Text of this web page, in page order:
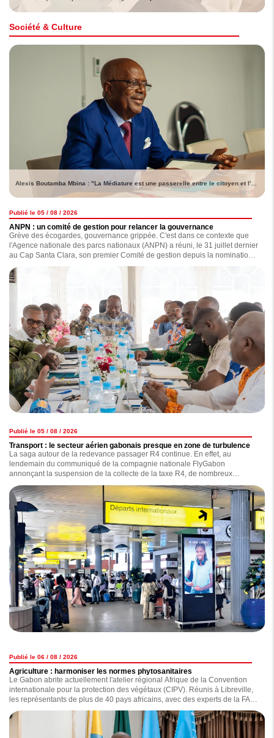
Société & Culture
Alexis Boutamba Mbina : "La Médiature est une passerelle entre le citoyen et l'administration, un espace de dialogue, d'écoute et de conciliation"
Publié le 05 / 08 / 2026
ANPN : un comité de gestion pour relancer la gouvernance
Grève des écogardes, gouvernance grippée. C'est dans ce contexte que
l'Agence nationale des parcs nationaux (ANPN) a réuni, le 31 juillet dernier
au Cap Santa Clara, son premier Comité de gestion depuis la nomination
de ses principaux dirigeants en octobre 2023. Au-delà de l'examen des
dossiers, cette session devait remettre en marche les instances dirigeantes
de l'Agence. Suffira-t-elle à sortir l'ANPN de l'impasse dans laquelle elle
Publié le 05 / 08 / 2026
Transport : le secteur aérien gabonais presque en zone de turbulence
La saga autour de la redevance passager R4 continue. En effet, au
lendemain du communiqué de la compagnie nationale FlyGabon
annonçant la suspension de la collecte de la taxe R4, de nombreux
observateurs s'interrogent sur les réelles motivations de l'opérateur, qui,
selon nos informations, traînerait une dette de plus de 7 milliards de F CFA
concernant le versement de celle-ci. Ce nouveau coup de gueule de
FlyGabon est-il anodin ? la compagnie est-elle exempte de tout reproche ?
Nous avons enquêté.
Publié le 06 / 08 / 2026
Agriculture : harmoniser les normes phytosanitaires
Le Gabon abrite actuellement l'atelier régional Afrique de la Convention
internationale pour la protection des végétaux (CIPV). Réunis à Libreville,
les représentants de plus de 40 pays africains, avec des experts de la FAO,
de la CIPV et du CPI-UA, travaillent sur l'avenir de la santé des végétaux
sur le continent.